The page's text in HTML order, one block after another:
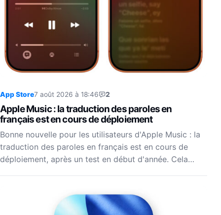
App Store7 août 2026 à 18:46 2
Apple Music : la traduction des paroles en
français est en cours de déploiement
Bonne nouvelle pour les utilisateurs d'Apple Music : la
traduction des paroles en français est en cours de
déploiement, après un test en début d'année. Cela…